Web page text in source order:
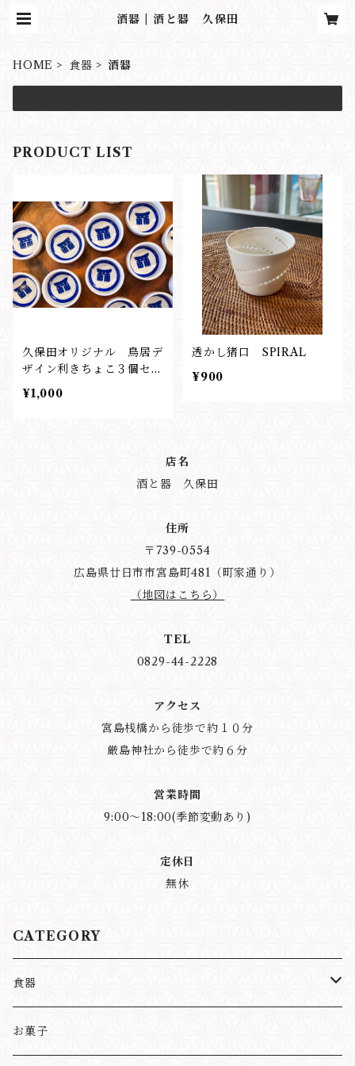
酒器 | 酒と器 久保田
HOME 食器 酒器
PRODUCT LIST
久保田オリジナル 鳥居デ
ザイン利きちょこ３個セッ
ト
¥1,000
透かし猪口 SPIRAL
¥900
店名
酒と器 久保田
住所
〒739-0554
広島県廿日市市宮島町481（町家通り）
（地図はこちら）
TEL
0829-44-2228
アクセス
宮島桟橋から徒歩で約１０分
厳島神社から徒歩で約６分
営業時間
9:00～18:00(季節変動あり)
定休日
無休
CATEGORY
食器
マグカップ
お菓子